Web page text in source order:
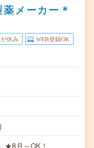
メーカー＊
休み WEB登録OK
★8月～OK！